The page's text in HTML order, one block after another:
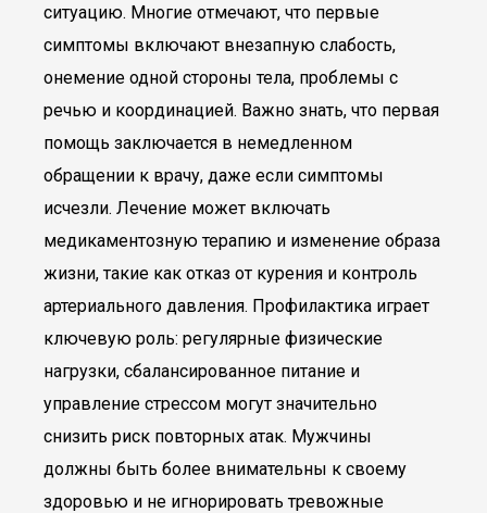
ситуацию. Многие отмечают, что первые
симптомы включают внезапную слабость,
онемение одной стороны тела, проблемы с
речью и координацией. Важно знать, что первая
помощь заключается в немедленном
обращении к врачу, даже если симптомы
исчезли. Лечение может включать
медикаментозную терапию и изменение образа
жизни, такие как отказ от курения и контроль
артериального давления. Профилактика играет
ключевую роль: регулярные физические
нагрузки, сбалансированное питание и
управление стрессом могут значительно
снизить риск повторных атак. Мужчины
должны быть более внимательны к своему
здоровью и не игнорировать тревожные